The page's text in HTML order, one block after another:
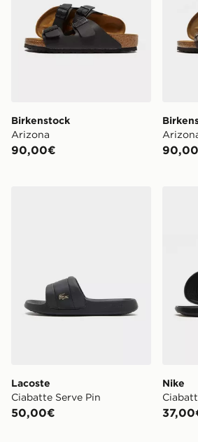
Birkenstock
Arizona
90,00€
Lacoste
Ciabatte Serve Pin
50,00€
Nike